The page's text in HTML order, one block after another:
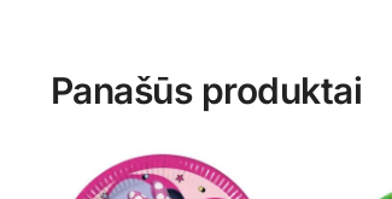
Panašūs produktai